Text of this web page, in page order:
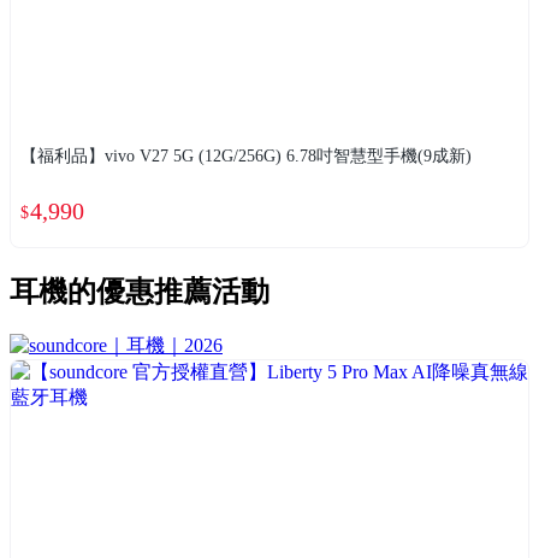
【福利品】vivo V27 5G (12G/256G) 6.78吋智慧型手機(9成新)
$4,990
耳機的優惠推薦活動